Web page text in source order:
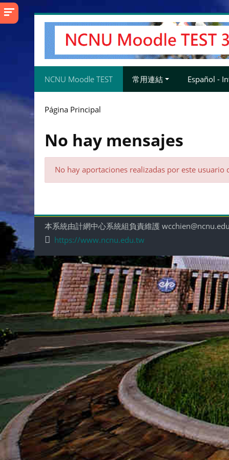
Salta
NCNU Moodle TEST 常用連結 Español -
Página Principal
No hay mensajes
No hay aportaciones realizadas por este usuario
本系統由計網中心系統組負責維護
https://www.ncnu.edu.tw